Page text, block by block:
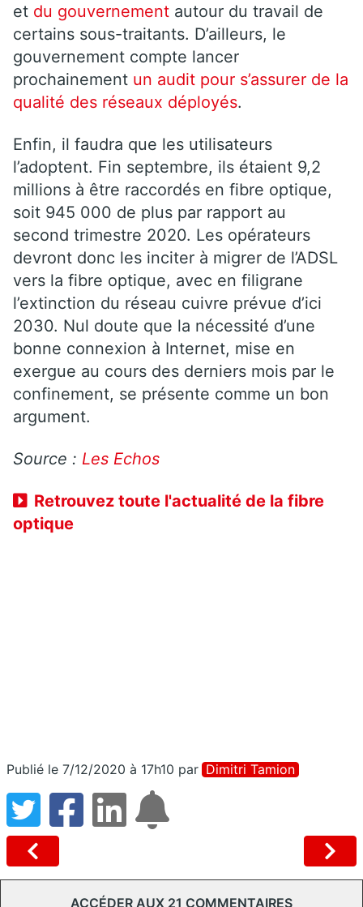
et du gouvernement autour du travail de
certains sous-traitants. D’ailleurs, le
gouvernement compte lancer
prochainement un audit pour s’assurer de la
qualité des réseaux déployés.
Enfin, il faudra que les utilisateurs
l’adoptent. Fin septembre, ils étaient 9,2
millions à être raccordés en fibre optique,
soit 945 000 de plus par rapport au
second trimestre 2020. Les opérateurs
devront donc les inciter à migrer de l’ADSL
vers la fibre optique, avec en filigrane
l’extinction du réseau cuivre prévue d’ici
2030. Nul doute que la nécessité d’une
bonne connexion à Internet, mise en
exergue au cours des derniers mois par le
confinement, se présente comme un bon
argument.
Source : Les Echos
Retrouvez toute l'actualité de la fibre
optique
Publié le 7/12/2020 à 17h10 par Dimitri Tamion
ACCÉDER AUX 21 COMMENTAIRES